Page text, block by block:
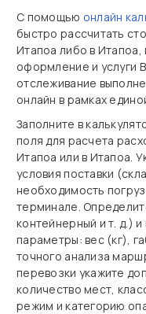
С помощью онлайн
быстро рассчитать
Итапоа либо в
оформление и услуги
отслеживание
онлайн в рамках
Заполните в
поля для расчета
Итапоа или в Итапоа.
условия поставки
необходимость
терминале.
контейнерный и т. д.)
параметры: вес (кг),
точного анализа
перевозки укажите
количество мест,
режим и категорию